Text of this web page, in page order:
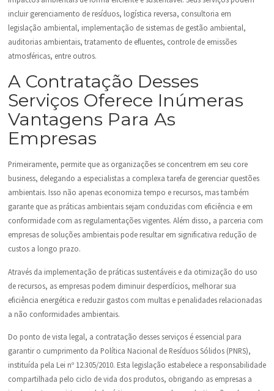
incluir gerenciamento de resíduos, logística reversa, consultoria em
legislação ambiental, implementação de sistemas de gestão ambiental,
auditorias ambientais, tratamento de efluentes, controle de emissões
atmosféricas, entre outros.
A Contratação Desses
Serviços Oferece Inúmeras
Vantagens Para As
Empresas
Primeiramente, permite que as organizações se concentrem em seu core
business, delegando a especialistas a complexa tarefa de gerenciar questões
ambientais. Isso não apenas economiza tempo e recursos, mas também
garante que as práticas ambientais sejam conduzidas com eficiência e em
conformidade com as regulamentações vigentes. Além disso, a parceria com
empresas de soluções ambientais pode resultar em significativa redução de
custos a longo prazo.
Através da implementação de práticas sustentáveis e da otimização do uso
de recursos, as empresas podem diminuir desperdícios, melhorar sua
eficiência energética e reduzir gastos com multas e penalidades relacionadas
a não conformidades ambientais.
Do ponto de vista legal, a contratação desses serviços é essencial para
garantir o cumprimento da Política Nacional de Resíduos Sólidos (PNRS),
instituída pela Lei nº 12.305/2010. Esta legislação estabelece a responsabilidade
compartilhada pelo ciclo de vida dos produtos, obrigando as empresas a